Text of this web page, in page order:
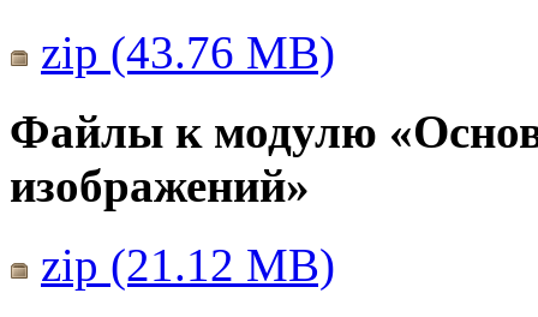
zip (43.76 MB)
Файлы к модулю
изображений»
zip (21.12 MB)